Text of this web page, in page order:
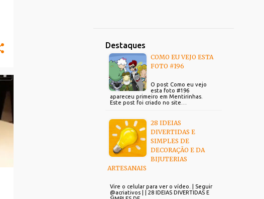
Destaques
COMO EU VEJO ESTA
FOTO #196
O post Como eu vejo
esta foto #196
apareceu primeiro em Mentirinhas.
Este post foi criado no site…
28 IDEIAS
DIVERTIDAS E
SIMPLES DE
DECORAÇÃO E DA
BIJUTERIAS
ARTESANAIS
Vire o celular para ver o vídeo. | Seguir
@acriativos | | 28 IDEIAS DIVERTIDAS E